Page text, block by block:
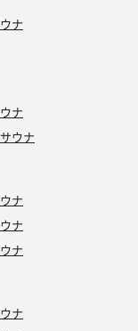
ナ
ナ
ウナ
ナ
ナ
ナ
ナ